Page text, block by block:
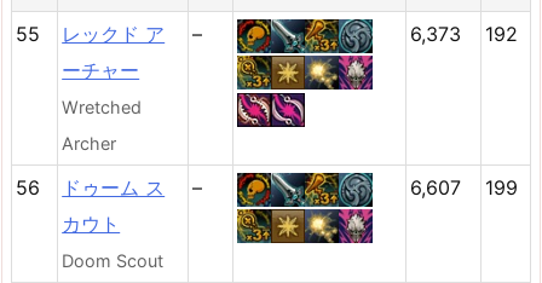
55
レックド ア
ーチャー
Wretched
Archer
– 6,373 192
56
ドゥーム ス
カウト
Doom Scout
– 6,607 199